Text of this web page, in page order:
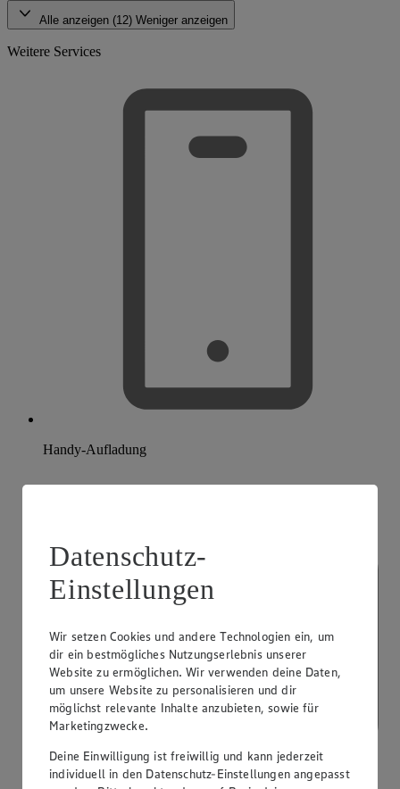
Alle anzeigen (12) Weniger anzeigen
Weitere Services
Handy-Aufladung
Datenschutz-
Einstellungen
Wir setzen Cookies und andere Technologien ein, um
dir ein bestmögliches Nutzungserlebnis unserer
Website zu ermöglichen. Wir verwenden deine Daten,
um unsere Website zu personalisieren und dir
möglichst relevante Inhalte anzubieten, sowie für
Marketingzwecke.
Deine Einwilligung ist freiwillig und kann jederzeit
individuell in den Datenschutz-Einstellungen angepasst